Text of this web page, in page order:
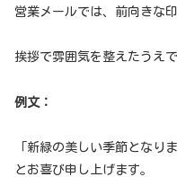
営業メールでは、前向きな
挨拶で雰囲気を整えたうえ
例文：
「新緑の美しい季節となり
とお喜び申し上げます。